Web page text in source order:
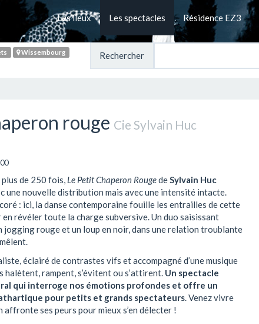
Les lieux Les spectacles Résidence EZ3
Wissembourg Rechercher
rouge Cie Sylvain Huc
de 250 fois, Le Petit Chaperon RougedeSylvain Huc
une nouvelle distribution mais avec une intensité intacte.
: ici, la danse contemporaine fouille les entrailles de cette
révéler toute la charge subversive. Un duo saisissant
jogging rouge et un loup en noir, dans une relation troublante
éclairé de contrastes vifs et accompagné d’une musique
rampent, s’évitent ou s’attirent. Un spectacle
qui interroge nos émotions profondes et offre un
pour petits et grands spectateurs. Venez vivre
affronte ses peurs pour mieux s’en délecter !